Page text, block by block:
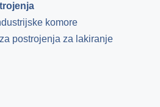
komore
postrojenja za lakiranje